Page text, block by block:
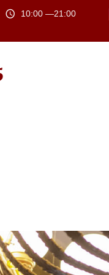
10:00 —21:00